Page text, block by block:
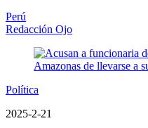
Perú
Redacción Ojo
Política
2025-2-21